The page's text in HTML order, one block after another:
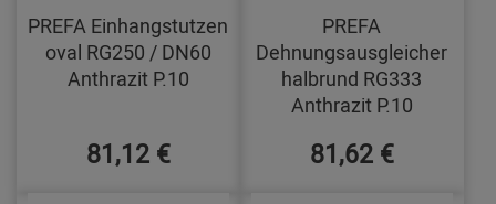
PREFA Einhangstutzen
oval RG250 / DN60
Anthrazit P.10
81,12 €
PREFA
Dehnungsausgleicher
halbrund RG333
Anthrazit P.10
81,62 €